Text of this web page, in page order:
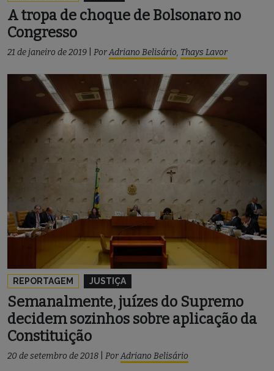
A tropa de choque de Bolsonaro no
Congresso
21 de janeiro de 2019 PorAdriano Belisário, Thays Lavor
REPORTAGEM JUSTIÇA
Semanalmente, juízes do Supremo
decidem sozinhos sobre aplicação da
Constituição
20 de setembro de 2018 PorAdriano Belisário